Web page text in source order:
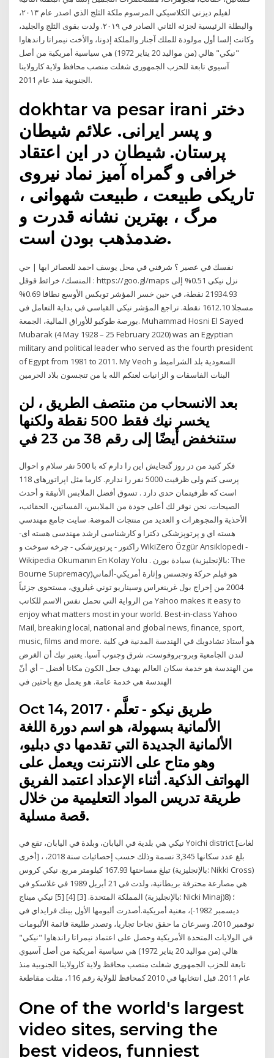
لفيلم ديزني الكلاسيكي المرسوم ملكة الثلج الذي اصدر عام ٢٠١٣،
والبطلة الرئيسية لجزئه الثاني الصادر في ٢٠١٩. ولدت بقوى الثلج والجليد،
وكانت إلسا أول مولودة للملك آجنار والملكة إدونا، والأخت نيمراتا راندهاوا
"نيكي" هالي (من مواليد 20 يناير 1972) هي سياسية أمريكية من أصل
آسيوي تابعة للحزب الجمهوري شغلت منصب محافظ ولاية كارولاينا
الجنوبية منذ عام 2011.
dokhtar va pesar irani دختر
و پسر ایرانی. علائم شیطان
پرستان. شیطان در این اعتقاد
خرافی و گمراه آمیز نماد نیروی
تاریکی طبیعت ، طبیعت شهوانی ،
مرگ ، بهترین نشانه قدرت و
ضدمذهب بودن است.
نفسك في عصير ؟ شرفني في محل يوسف احمد للعصائر ابها | حي
المنسك/ خرائط قوقل : https://goo.gl/maps نزل نيكي 0.51% إلى
21934.93 نقطة، في حين خسر المؤشر توبكس الأوسع نطاقا 0.69%
مسجلا 1612.10 نقطة. تراجع المؤشر نيكي القياسي في بداية التعامل في
بورصة طوكيو للأوراق المالية، الجمعة. Muhammad Hosni El Sayed
Mubarak (4 May 1928 – 25 February 2020) was an Egyptian
military and political leader who served as the fourth president
of Egypt from 1981 to 2011. My Veoh السعودية بلد الشراميط و
البنات الفاسقات و الزانيات لعنكم الله يا من تنجسون بلاد الحرمين
بعد الانسحاب من منتصف الطريق ، لن
يخسر نيك فقط 500 نقطة ولكنها
فکر کنید من در روز گنجایش این را دارم که با 500 نفر سلام و احوال
پرسی کنم ولی ظرفیت 5000 نفر را ندارم. کارما مثل اپراتورهای 118
است که ظرفیتمان حدی دارد . تسوق أفضل الملابس الأنيقة و أحدث
الصيحات، نحن نوفر لك أعلى جودة من الملابس، الفساتين، الحقائب،
الأحذية والمجوهرات و العديد من منتجات الموضة. سایت جامع مهندسي
هسته اي و پرتوپزشکی دکترا و کارشناسی ارشد مهندسی هسته ای-
راکتور - پرتوپزشکی - چرخه سوخت و WikiZero Özgür Ansiklopedi -
Wikipedia Okumanın En Kolay Yolu . سيادة بورن (بالإنجليزية: The
Bourne Supremacy)‏ هو فيلم حركة وتجسس وإثارة أمريكي-ألماني
2004 من إخراج بول غرينغراس وسيناريو توني غيلروي، مستحوى جزئياً
من الرواية التي تحمل نفس الاسم للكاتب Yahoo makes it easy to
enjoy what matters most in your world. Best-in-class Yahoo
Mail, breaking local, national and global news, finance, sport,
music, films and more. هو أستاذ تشادويك في الهندسة المدنية في كلية
لندن الجامعية وبرو-بروفوست، شرق وجنوب آسيا. يعتبر نيك أن الغرض
من الهندسة هو خدمة سكان العالم بهدف جعل الكون مكانا أفضل – أي أنّ
الهندسة هي خدمة عامة. هو يعمل مع باحثين في
Oct 14, 2017 · طريق نيكو - تعلَّم
الألمانية بسهولة، هو اسم دورة اللغة
الألمانية الجديدة التي تقدمها دي دبليو،
وهو متاح على الانترنت ويعمل على
الهواتف الذكية. أثناء الإعداد اعتمد الفريق
طريقة تدريس المواد التعليمية من خلال
قصة مسلية.
نيكي هي بلدية في اليابان، وبلدة في اليابان، تقع في Yoichi district [لغات
أخرى] ، بلغ عدد سكانها 3,345 نسمة وذلك حسب إحصائيات سنة 2018،
تبلغ مساحتها 167.93 كيلومتر مربع. نيكي كروس (بالإنجليزية: Nikki Cross)‏
هي مصارعة محترفة بريطانية، ولدت في 21 أبريل 1989 في غلاسكو في
المملكة المتحدة. [3] [4] [5] نيكي ميناج (بالإنجليزية: Nicki Minaj)‏؛ (8
ديسمبر 1982-)، مغنية أمريكية.أصدرت ألبومها الأول بينك فرايداي في
نوفمبر 2010. وسرعان ما حقق نجاحا تجاريا، وتصدر طليعة قائمة الألبومات
في الولايات المتحدة الأمريكية وحصل على اعتماد نيمراتا راندهاوا "نيكي"
هالي (من مواليد 20 يناير 1972) هي سياسية أمريكية من أصل آسيوي
تابعة للحزب الجمهوري شغلت منصب محافظ ولاية كارولاينا الجنوبية منذ
عام 2011. قبل انتخابها في 2010 كمحافظ للولاية رقم 116، مثلت مقاطعة
One of the world's largest
video sites, serving the
best videos, funniest